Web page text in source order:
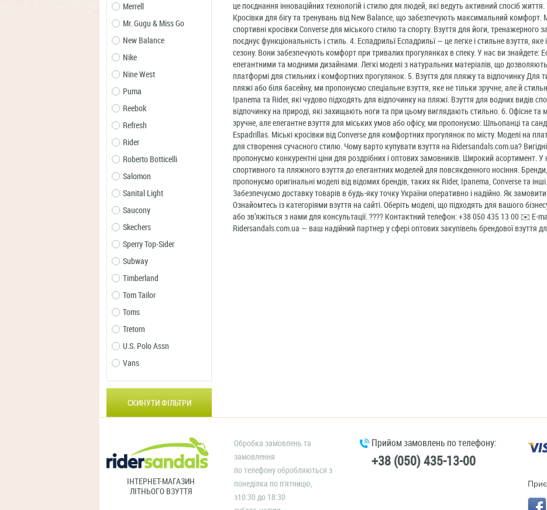
Merrell
Mr. Gugu & Miss Go
New Balance
Nike
Nine West
Puma
Reebok
Refresh
Rider
Roberto Botticelli
Salomon
Sanital Light
Saucony
Skechers
Sperry Top-Sider
Subway
Timberland
Tom Tailor
Toms
Tretorn
U.S. Polo Assn
Vans
СКИНУТИ ФІЛЬТРИ
це поєднання інноваційних технологій і стилю для людей, які ведуть активний спосіб
Кросівки для бігу та тренувань від New Balance, що забезпечують максимальний комфорт.
спортивні кросівки Converse для міського стилю та спорту. Взуття для йоги, тренажерного
поєднує функціональність і стиль. 4. Еспадрильї Еспадрильї — це легке і стильне взуття, яке
сезону. Вони забезпечують комфорт при тривалих прогулянках в спеку. У нас ви знайдете:
елегантними та модними дизайнами. Легкі моделі з натуральних матеріалів, що
платформі для стильних і комфортних прогулянок. 5. Взуття для пляжу та відпочинку Для
пляжі або біля басейну, ми пропонуємо спеціальне взуття, яке не тільки зручне, але й
Ipanema та Rider, які чудово підходять для відпочинку на пляжі. Взуття для водних видів
відпочинку на природі, які захищають ноги та при цьому виглядають стильно. 6. Офісне та
зручне, але елегантне взуття для міських умов або офісу, ми пропонуємо: Шльопанці та
Espadrillas. Міські кросівки від Converse для комфортних прогулянок по місту. Моделі на
для створення сучасного стилю. Чому варто купувати взуття на Ridersandals.com.ua?
пропонуємо конкурентні ціни для роздрібних і оптових замовників. Широкий асортимент. У
спортивного та пляжного взуття до елегантних моделей для повсякденного носіння.
пропонуємо оригінальні моделі від відомих брендів, таких як Rider, Ipanema, Converse та
Забезпечуємо доставку товарів в будь-яку точку України оперативно і надійно. Як
Ознайомтесь із категоріями взуття на сайті. Оберіть моделі, що підходять для вашого
або зв’яжіться з нами для консультації. ???? Контактний телефон: +38 050 435 13 00 ✉️ E-
Ridersandals.com.ua — ваш надійний партнер у сфері оптових закупівель брендової взуття
ІНТЕРНЕТ-МАГАЗИН
ЛІТНЬОГО ВЗУТТЯ
Обробка замовлень та
замовлення
по телефону обробляються з
понеділка по п'ятницю,
з10:30 до 18:30
Прийом замовлень по телефону:
+38 (050) 435-13-00